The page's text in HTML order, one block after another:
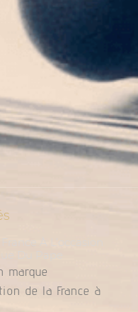
marque
de la France à